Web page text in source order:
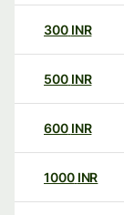
300 INR
500 INR
600 INR
1000 INR